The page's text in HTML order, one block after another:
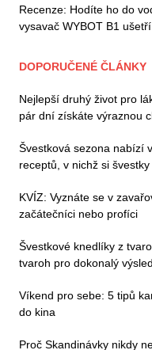
Recenze: Hodíte ho do
vysavač WYBOT B1
DOPORUČENÉ ČLÁNKY
Nejlepší druhý život pro
pár dní získáte výraznou
Švestková sezona nabízí
receptů, v nichž si
KVÍZ: Vyznáte se v
začátečníci nebo profíci
Švestkové knedlíky z
tvaroh pro dokonalý
Víkend pro sebe: 5 tipů
do kina
Proč Skandinávky nikdy